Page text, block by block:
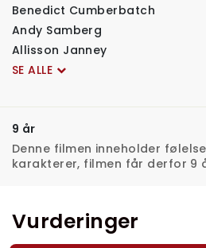
Benedict Cumberbatch
Andy Samberg
Allisson Janney
SE ALLE
9 år
Denne filmen inneholder
karakterer, filmen får derfor 9
Vurderinger